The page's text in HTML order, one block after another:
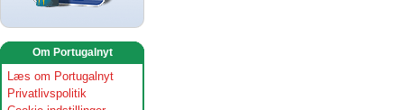
Om Portugalnyt
Læs om Portugalnyt
Privatlivspolitik